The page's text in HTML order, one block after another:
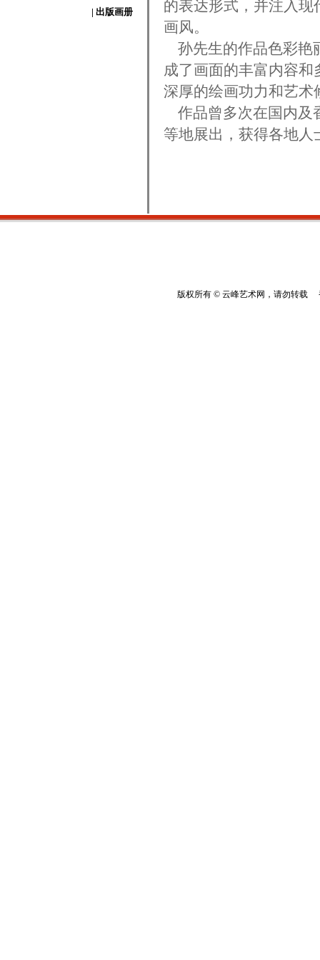
| 出版画册
的表达形式，并注入
画风。
孙先生的作品色彩艳
成了画面的丰富内容
深厚的绘画功力和艺术
作品曾多次在国内及
等地展出，获得各地
版权所有 © 云峰艺术网，请勿转载